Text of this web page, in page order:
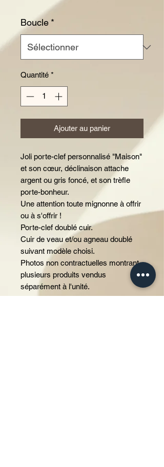
Boucle *
Quantité *
Ajouter au panier
Joli porte-clef personnalisé "Maison"
et son cœur, déclinaison attache
argent ou gris foncé, et son trèfle
porte-bonheur.
Une attention toute mignonne à offrir
ou à s'offrir !
Porte-clef doublé cuir.
Cuir de veau et/ou agneau doublé
suivant modèle choisi.
Photos non contractuelles montrant
plusieurs produits vendus
séparément à l'unité.